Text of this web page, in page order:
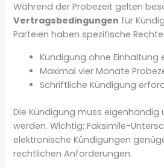
Während der Probezeit gelten
Vertragsbedingungen für
Parteien haben spezifische Rechte:
Kündigung ohne Einhaltung
Maximal vier Monate
Schriftliche Kündigung
Die Kündigung muss eigenhändig
werden. Wichtig: Faksimile-
elektronische Kündigungen
rechtlichen Anforderungen.